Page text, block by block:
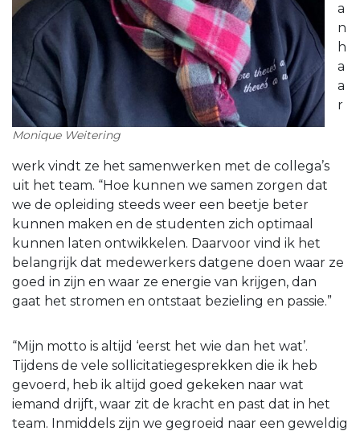
Monique Weitering
a
n
h
a
a
r
werk vindt ze het samenwerken met de collega’s
uit het team. “Hoe kunnen we samen zorgen dat
we de opleiding steeds weer een beetje beter
kunnen maken en de studenten zich optimaal
kunnen laten ontwikkelen. Daarvoor vind ik het
belangrijk dat medewerkers datgene doen waar ze
goed in zijn en waar ze energie van krijgen, dan
gaat het stromen en ontstaat bezieling en passie.”
“Mijn motto is altijd ‘eerst het wie dan het wat’.
Tijdens de vele sollicitatiegesprekken die ik heb
gevoerd, heb ik altijd goed gekeken naar wat
iemand drijft, waar zit de kracht en past dat in het
team. Inmiddels zijn we gegroeid naar een geweldig